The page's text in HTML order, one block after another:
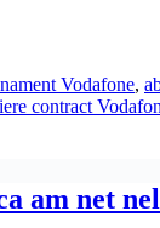
Vodafone,
contract
am net